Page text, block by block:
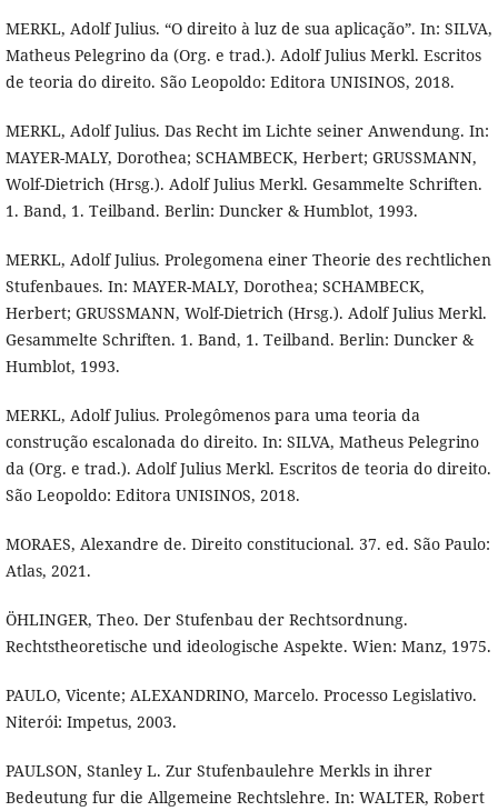
MERKL, Adolf Julius. “O direito à luz de sua aplicação”. In: SILVA,
Matheus Pelegrino da (Org. e trad.). Adolf Julius Merkl. Escritos
de teoria do direito. São Leopoldo: Editora UNISINOS, 2018.
MERKL, Adolf Julius. Das Recht im Lichte seiner Anwendung. In:
MAYER-MALY, Dorothea; SCHAMBECK, Herbert; GRUSSMANN,
Wolf-Dietrich (Hrsg.). Adolf Julius Merkl. Gesammelte Schriften.
1. Band, 1. Teilband. Berlin: Duncker & Humblot, 1993.
MERKL, Adolf Julius. Prolegomena einer Theorie des rechtlichen
Stufenbaues. In: MAYER-MALY, Dorothea; SCHAMBECK,
Herbert; GRUSSMANN, Wolf-Dietrich (Hrsg.). Adolf Julius Merkl.
Gesammelte Schriften. 1. Band, 1. Teilband. Berlin: Duncker &
Humblot, 1993.
MERKL, Adolf Julius. Prolegômenos para uma teoria da
construção escalonada do direito. In: SILVA, Matheus Pelegrino
da (Org. e trad.). Adolf Julius Merkl. Escritos de teoria do direito.
São Leopoldo: Editora UNISINOS, 2018.
MORAES, Alexandre de. Direito constitucional. 37. ed. São Paulo:
Atlas, 2021.
ÖHLINGER, Theo. Der Stufenbau der Rechtsordnung.
Rechtstheoretische und ideologische Aspekte. Wien: Manz, 1975.
PAULO, Vicente; ALEXANDRINO, Marcelo. Processo Legislativo.
Niterói: Impetus, 2003.
PAULSON, Stanley L. Zur Stufenbaulehre Merkls in ihrer
Bedeutung fur die Allgemeine Rechtslehre. In: WALTER, Robert